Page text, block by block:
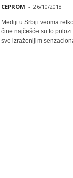
CEPROM - 26/10/2018
Mediji u Srbiji veoma
čine najčešće su to
sve izraženijim